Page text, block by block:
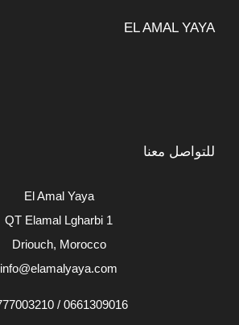
EL AMAL YAYA
للتواصل معنا
El Amal Yaya
QT Elamal Lgharbi 1
Driouch, Morocco
info@elamalyaya.com
0661309016 / 0777003210